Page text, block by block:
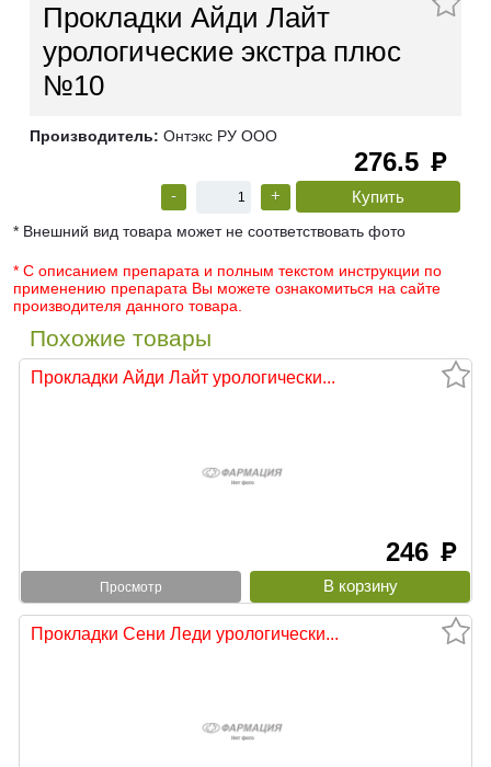
Прокладки Айди Лайт
урологические экстра плюс
№10
Производитель: Онтэкс РУ ООО
276.5 руб
- +
* Внешний вид товара может не соответствовать фото
* С описанием препарата и полным текстом инструкции по
применению препарата Вы можете ознакомиться на сайте
производителя данного товара.
Похожие товары
Прокладки Айди Лайт урологически...
246 руб
Просмотр
Прокладки Сени Леди урологически...